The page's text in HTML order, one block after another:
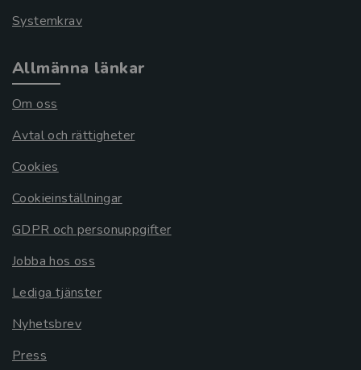
Systemkrav
Allmänna länkar
Om oss
Avtal och rättigheter
Cookies
Cookieinställningar
GDPR och personuppgifter
Jobba hos oss
Lediga tjänster
Nyhetsbrev
Press